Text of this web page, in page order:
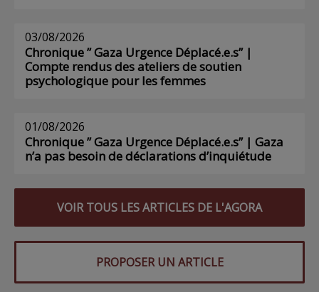
03/08/2026
Chronique ” Gaza Urgence Déplacé.e.s” |
Compte rendus des ateliers de soutien
psychologique pour les femmes
01/08/2026
Chronique ” Gaza Urgence Déplacé.e.s” | Gaza
n’a pas besoin de déclarations d’inquiétude
VOIR TOUS LES ARTICLES DE L'AGORA
PROPOSER UN ARTICLE